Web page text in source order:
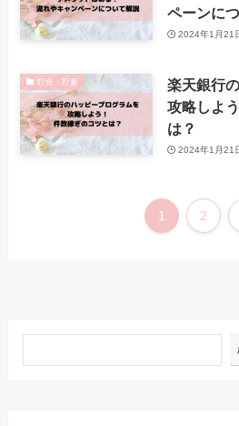
ペーンに
2024年1月21
貯金・貯蓄
楽天銀行
攻略しよ
は？
2024年1月21
1 2